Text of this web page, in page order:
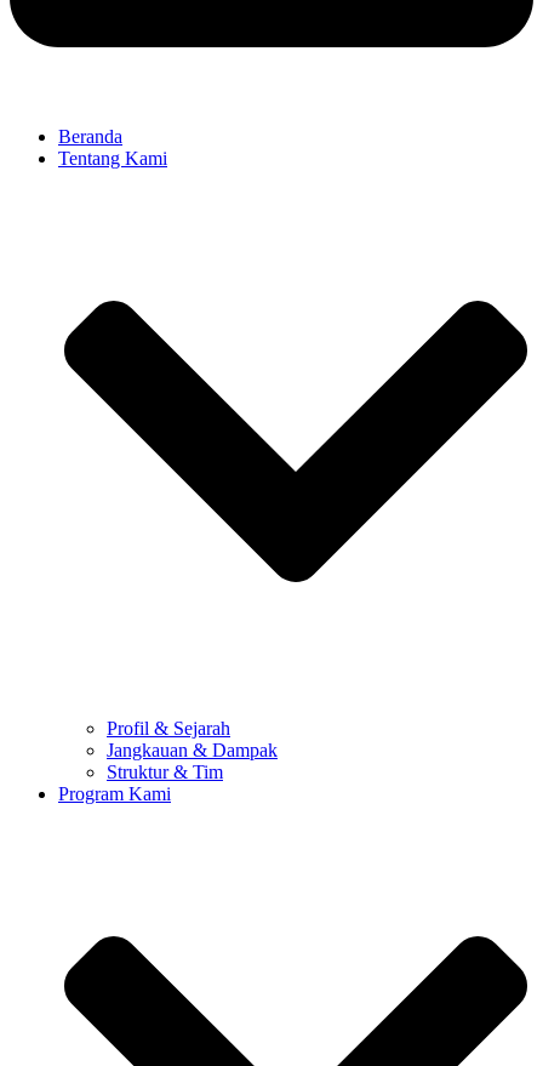
Beranda
Tentang Kami
Profil & Sejarah
Jangkauan & Dampak
Struktur & Tim
Program Kami